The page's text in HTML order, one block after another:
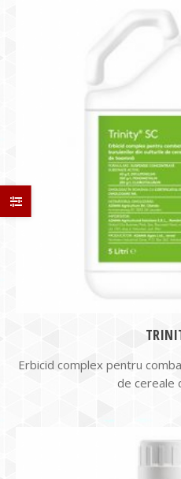
Erbicid complex pentru
de cereale